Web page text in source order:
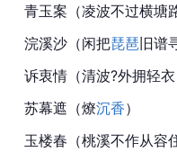
青玉案（凌波不过横塘
浣溪沙（闲把琵琶旧谱
诉衷情（清波?外拥轻
苏幕遮（燎沉香）
玉楼春（桃溪不作从容